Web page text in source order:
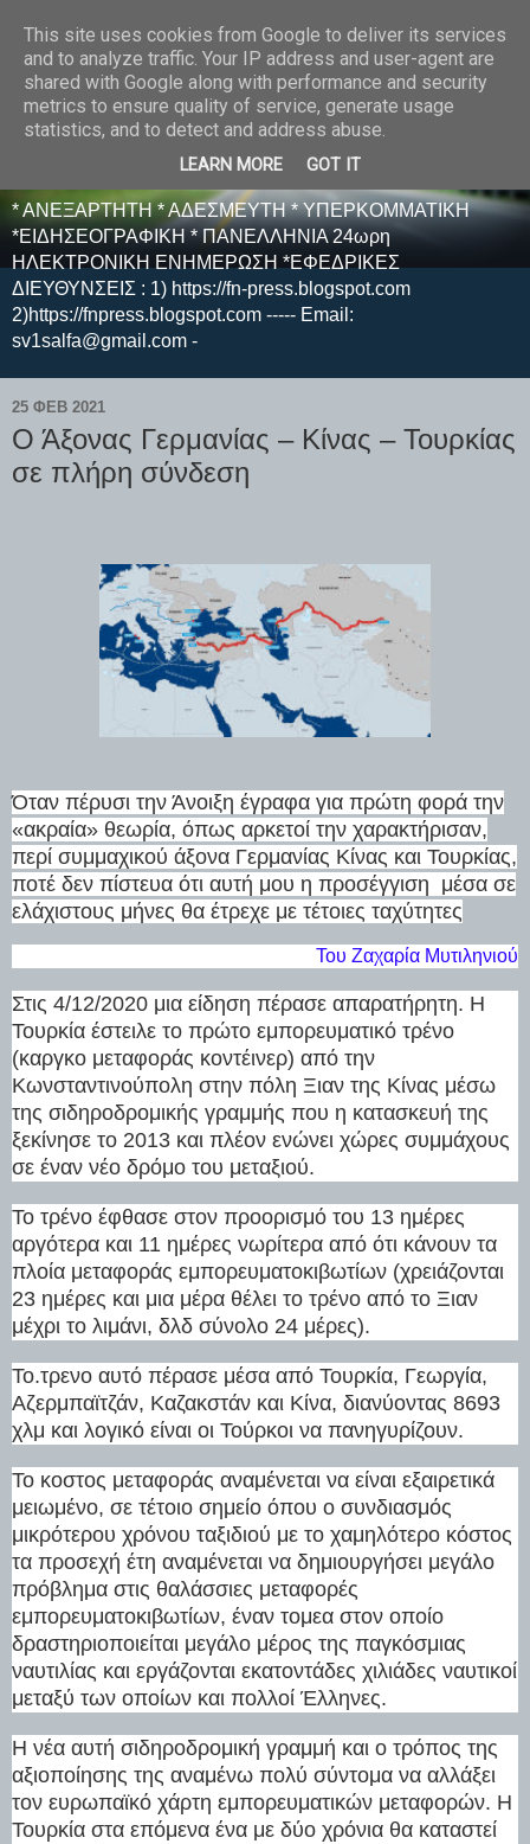
E F E N P R E S S -
ΗΛΕΚΤΡΟΝΙΚΗ
ΕΦΗΜΕΡΙΔΑ
* ΑΝΕΞΑΡΤΗΤΗ * ΑΔΕΣΜΕΥΤΗ * ΥΠΕΡΚΟΜΜΑΤΙΚΗ
*ΕΙΔΗΣΕΟΓΡΑΦΙΚΗ * ΠΑΝΕΛΛΗΝΙΑ 24ωρη
ΗΛΕΚΤΡΟΝΙΚΗ ΕΝΗΜΕΡΩΣΗ *ΕΦΕΔΡΙΚΕΣ
ΔΙΕΥΘΥΝΣΕΙΣ : 1) https://fn-press.blogspot.com
2)https://fnpress.blogspot.com ----- Email:
sv1salfa@gmail.com -
25 ΦΕΒ 2021
Ο Άξονας Γερμανίας – Κίνας – Τουρκίας
σε πλήρη σύνδεση
Όταν πέρυσι την Άνοιξη έγραφα για πρώτη φορά την
«ακραία» θεωρία, όπως αρκετοί την χαρακτήρισαν,
περί συμμαχικού άξονα Γερμανίας Κίνας και Τουρκίας,
ποτέ δεν πίστευα ότι αυτή μου η προσέγγιση μέσα σε
ελάχιστους μήνες θα έτρεχε με τέτοιες ταχύτητες
Του Ζαχαρία Μυτιληνιού
Στις 4/12/2020 μια είδηση πέρασε απαρατήρητη. Η
Τουρκία έστειλε το πρώτο εμπορευματικό τρένο
(καργκο μεταφοράς κοντέινερ) από την
Κωνσταντινούπολη στην πόλη Ξιαν της Κίνας μέσω
της σιδηροδρομικής γραμμής που η κατασκευή της
ξεκίνησε το 2013 και πλέον ενώνει χώρες συμμάχους
σε έναν νέο δρόμο του μεταξιού.
Το τρένο έφθασε στον προορισμό του 13 ημέρες
αργότερα και 11 ημέρες νωρίτερα από ότι κάνουν τα
πλοία μεταφοράς εμπορευματοκιβωτίων (χρειάζονται
23 ημέρες και μια μέρα θέλει το τρένο από το Ξιαν
μέχρι το λιμάνι, δλδ σύνολο 24 μέρες).
Το.τρενο αυτό πέρασε μέσα από Τουρκία, Γεωργία,
Αζερμπαϊτζάν, Καζακστάν και Κίνα, διανύοντας 8693
χλμ και λογικό είναι οι Τούρκοι να πανηγυρίζουν.
Το κοστος μεταφοράς αναμένεται να είναι εξαιρετικά
μειωμένο, σε τέτοιο σημείο όπου ο συνδιασμός
μικρότερου χρόνου ταξιδιού με το χαμηλότερο κόστος
τα προσεχή έτη αναμένεται να δημιουργήσει μεγάλο
πρόβλημα στις θαλάσσιες μεταφορές
εμπορευματοκιβωτίων, έναν τομεα στον οποίο
δραστηριοποιείται μεγάλο μέρος της παγκόσμιας
ναυτιλίας και εργάζονται εκατοντάδες χιλιάδες ναυτικοί
μεταξύ των οποίων και πολλοί Έλληνες.
Η νέα αυτή σιδηροδρομική γραμμή και ο τρόπος της
αξιοποίησης της αναμένω πολύ σύντομα να αλλάξει
τον ευρωπαϊκό χάρτη εμπορευματικών μεταφορών. Η
Τουρκία στα επόμενα ένα με δύο χρόνια θα καταστεί
This site uses cookies from Google to deliver its services
and to analyze traffic. Your IP address and user-agent are
shared with Google along with performance and security
metrics to ensure quality of service, generate usage
statistics, and to detect and address abuse.
LEARN MORE GOT IT